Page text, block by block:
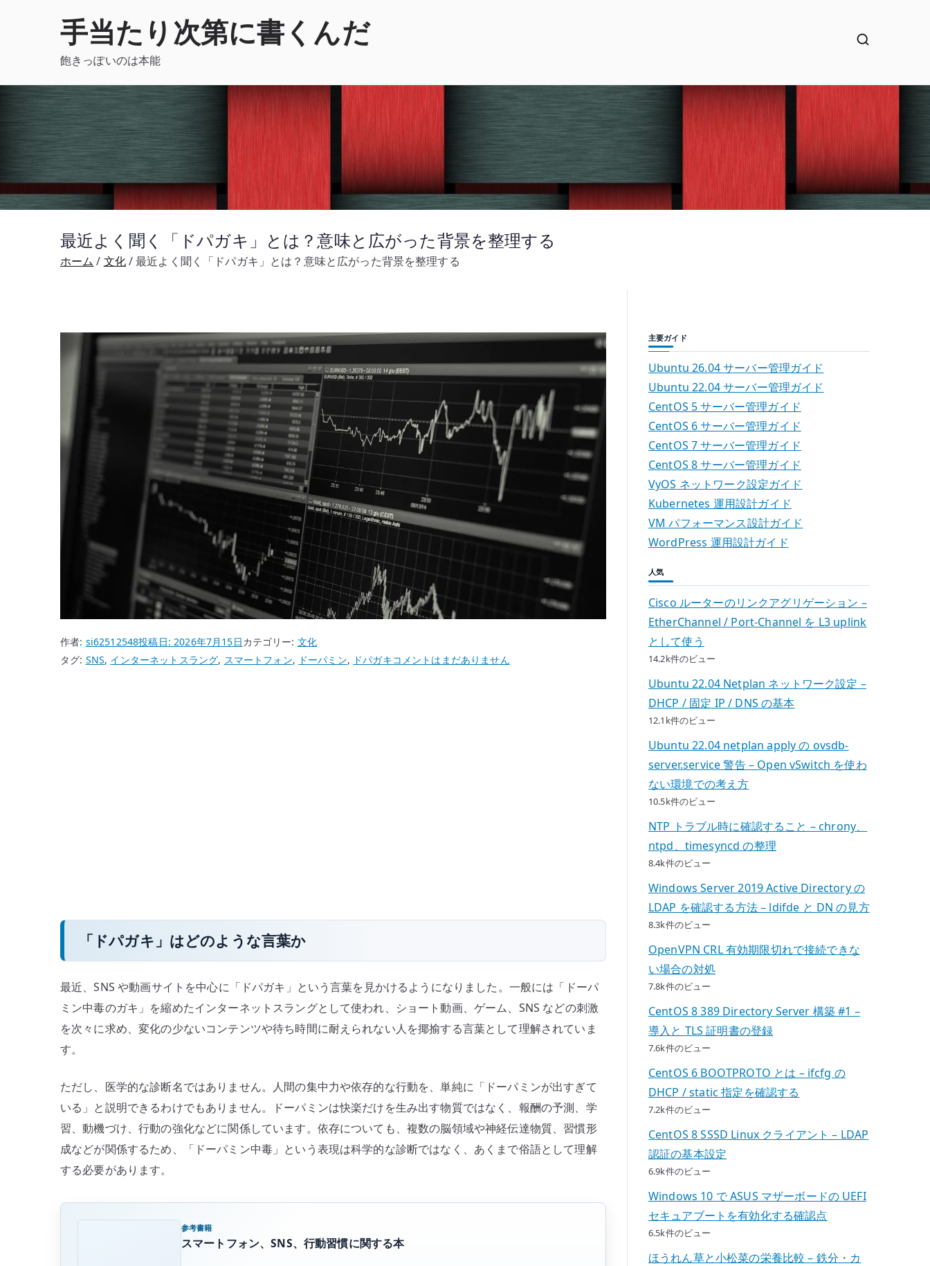
手当たり次第に書くんだ
飽きっぽいのは本能
最近よく聞く「ドパガキ」とは？意味と広がった背景を整理する
ホーム 文化 最近よく聞く「ドパガキ」とは？意味と広がった背景を整理する
作者: si62512548投稿日:2026年7月15日カテゴリー: 文化
タグ: SNS, インターネットスラング, スマートフォン, ドーパミン, ドパガキ最
っ
た
背
を
す
る
へ
の
コメントはまだありません
「ドパガキ」はどのような言葉か
最近、SNS や動画サイトを中心に「ドパガキ」という言葉を見かけるようになりました。一般には「ドーパ
ミン中毒のガキ」を縮めたインターネットスラングとして使われ、ショート動画、ゲーム、SNS などの刺激
を次々に求め、変化の少ないコンテンツや待ち時間に耐えられない人を揶揄する言葉として理解されていま
す。
ただし、医学的な診断名ではありません。人間の集中力や依存的な行動を、単純に「ドーパミンが出すぎて
いる」と説明できるわけでもありません。ドーパミンは快楽だけを生み出す物質ではなく、報酬の予測、学
習、動機づけ、行動の強化などに関係しています。依存についても、複数の脳領域や神経伝達物質、習慣形
成などが関係するため、「ドーパミン中毒」という表現は科学的な診断ではなく、あくまで俗語として理解
する必要があります。
参考書籍
スマートフォン、SNS、行動習慣に関する本
主要ガイド
Ubuntu 26.04 サーバー管理ガイド
Ubuntu 22.04 サーバー管理ガイド
CentOS 5 サーバー管理ガイド
CentOS 6 サーバー管理ガイド
CentOS 7 サーバー管理ガイド
CentOS 8 サーバー管理ガイド
VyOS ネットワーク設定ガイド
Kubernetes 運用設計ガイド
VM パフォーマンス設計ガイド
WordPress 運用設計ガイド
人気
Cisco ルーターのリンクアグリゲーション –
EtherChannel / Port-Channel を L3 uplink
として使う
14.2k件のビュー
Ubuntu 22.04 Netplan ネットワーク設定 –
DHCP / 固定 IP / DNS の基本
12.1k件のビュー
Ubuntu 22.04 netplan apply の ovsdb-
server.service 警告 – Open vSwitch を使わ
ない環境での考え方
10.5k件のビュー
NTP トラブル時に確認すること – chrony、
ntpd、timesyncd の整理
8.4k件のビュー
Windows Server 2019 Active Directory の
LDAP を確認する方法 – ldifde と DN の見方
8.3k件のビュー
OpenVPN CRL 有効期限切れで接続できな
い場合の対処
7.8k件のビュー
CentOS 8 389 Directory Server 構築 #1 –
導入と TLS 証明書の登録
7.6k件のビュー
CentOS 6 BOOTPROTO とは – ifcfg の
DHCP / static 指定を確認する
7.2k件のビュー
CentOS 8 SSSD Linux クライアント – LDAP
認証の基本設定
6.9k件のビュー
Windows 10 で ASUS マザーボードの UEFI
セキュアブートを有効化する確認点
6.5k件のビュー
ほうれん草と小松菜の栄養比較 – 鉄分・カ